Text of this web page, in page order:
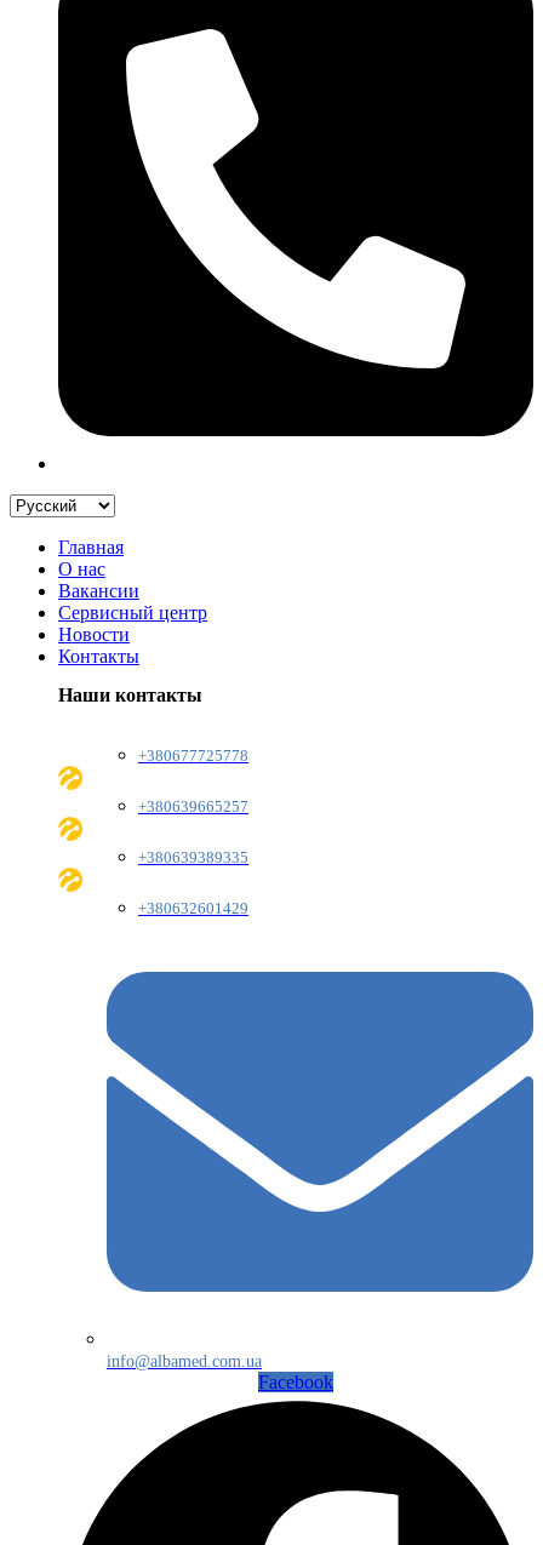
Главная
О нас
Вакансии
Сервисный центр
Новости
Контакты
Наши контакты
+380677725778
+380639665257
+380639389335
+380632601429
info@albamed.com.ua
Facebook